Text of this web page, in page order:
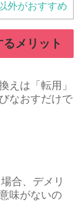
外がおすすめ
メリット
えは「転用」
なおすだけで
合、デメリ
味がないの